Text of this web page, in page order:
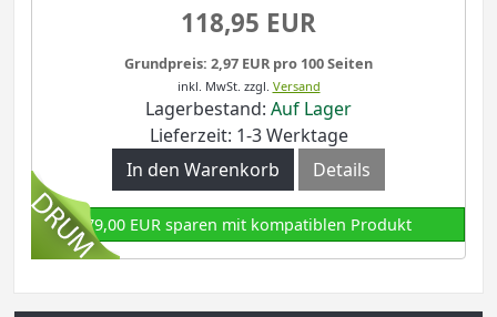
118,95 EUR
Grundpreis: 2,97 EUR pro 100 Seiten
inkl. MwSt. zzgl. Versand
Lagerbestand: Auf Lager
Lieferzeit: 1-3 Werktage
In den Warenkorb
Details
79,00 EUR sparen mit kompatiblen Produkt